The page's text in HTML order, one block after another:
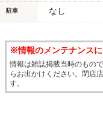
駐車 なし
※情報のメンテナンス
情報は雑誌掲載当時のもの
らお出かけください。閉店
す。